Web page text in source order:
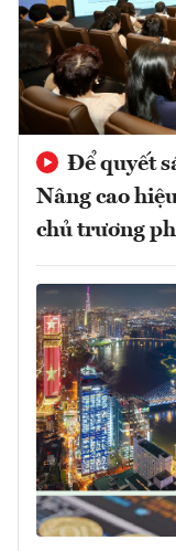
Để quyết
Nâng cao
chủ trương